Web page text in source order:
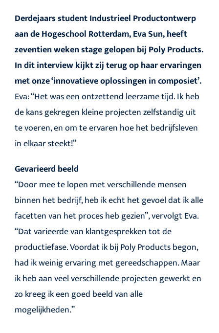
Derdejaars student Industrieel Productontwerp
aan de Hogeschool Rotterdam, Eva Sun, heeft
zeventien weken stage gelopen bij Poly Products.
In dit interview kijkt zij terug op haar ervaringen
met onze ‘innovatieve oplossingen in composiet’.
Eva: “Het was een ontzettend leerzame tijd. Ik heb
de kans gekregen kleine projecten zelfstandig uit
te voeren, en om te ervaren hoe het bedrijfsleven
in elkaar steekt!”
Gevarieerd beeld
“Door mee te lopen met verschillende mensen
binnen het bedrijf, heb ik echt het gevoel dat ik alle
facetten van het proces heb gezien”, vervolgt Eva.
“Dat varieerde van klantgesprekken tot de
productiefase. Voordat ik bij Poly Products begon,
had ik weinig ervaring met gereedschappen. Maar
ik heb aan veel verschillende projecten gewerkt en
zo kreeg ik een goed beeld van alle
mogelijkheden.”